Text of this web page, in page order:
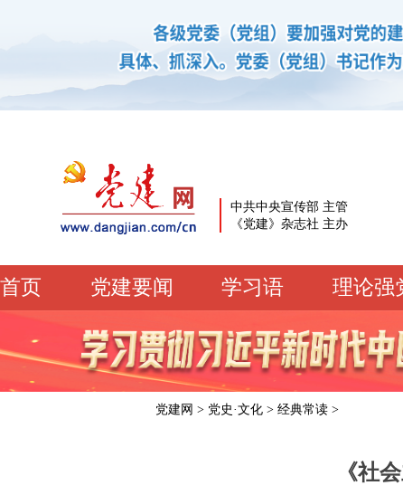
中共中央宣传部 主管
《党建》杂志社 主办
首页 党建要闻 学习语 理论强
学习语 党建网微平台
机关党建
校园党建 企业党建
党建网 > 党史·文化 > 经典常读 >
《社